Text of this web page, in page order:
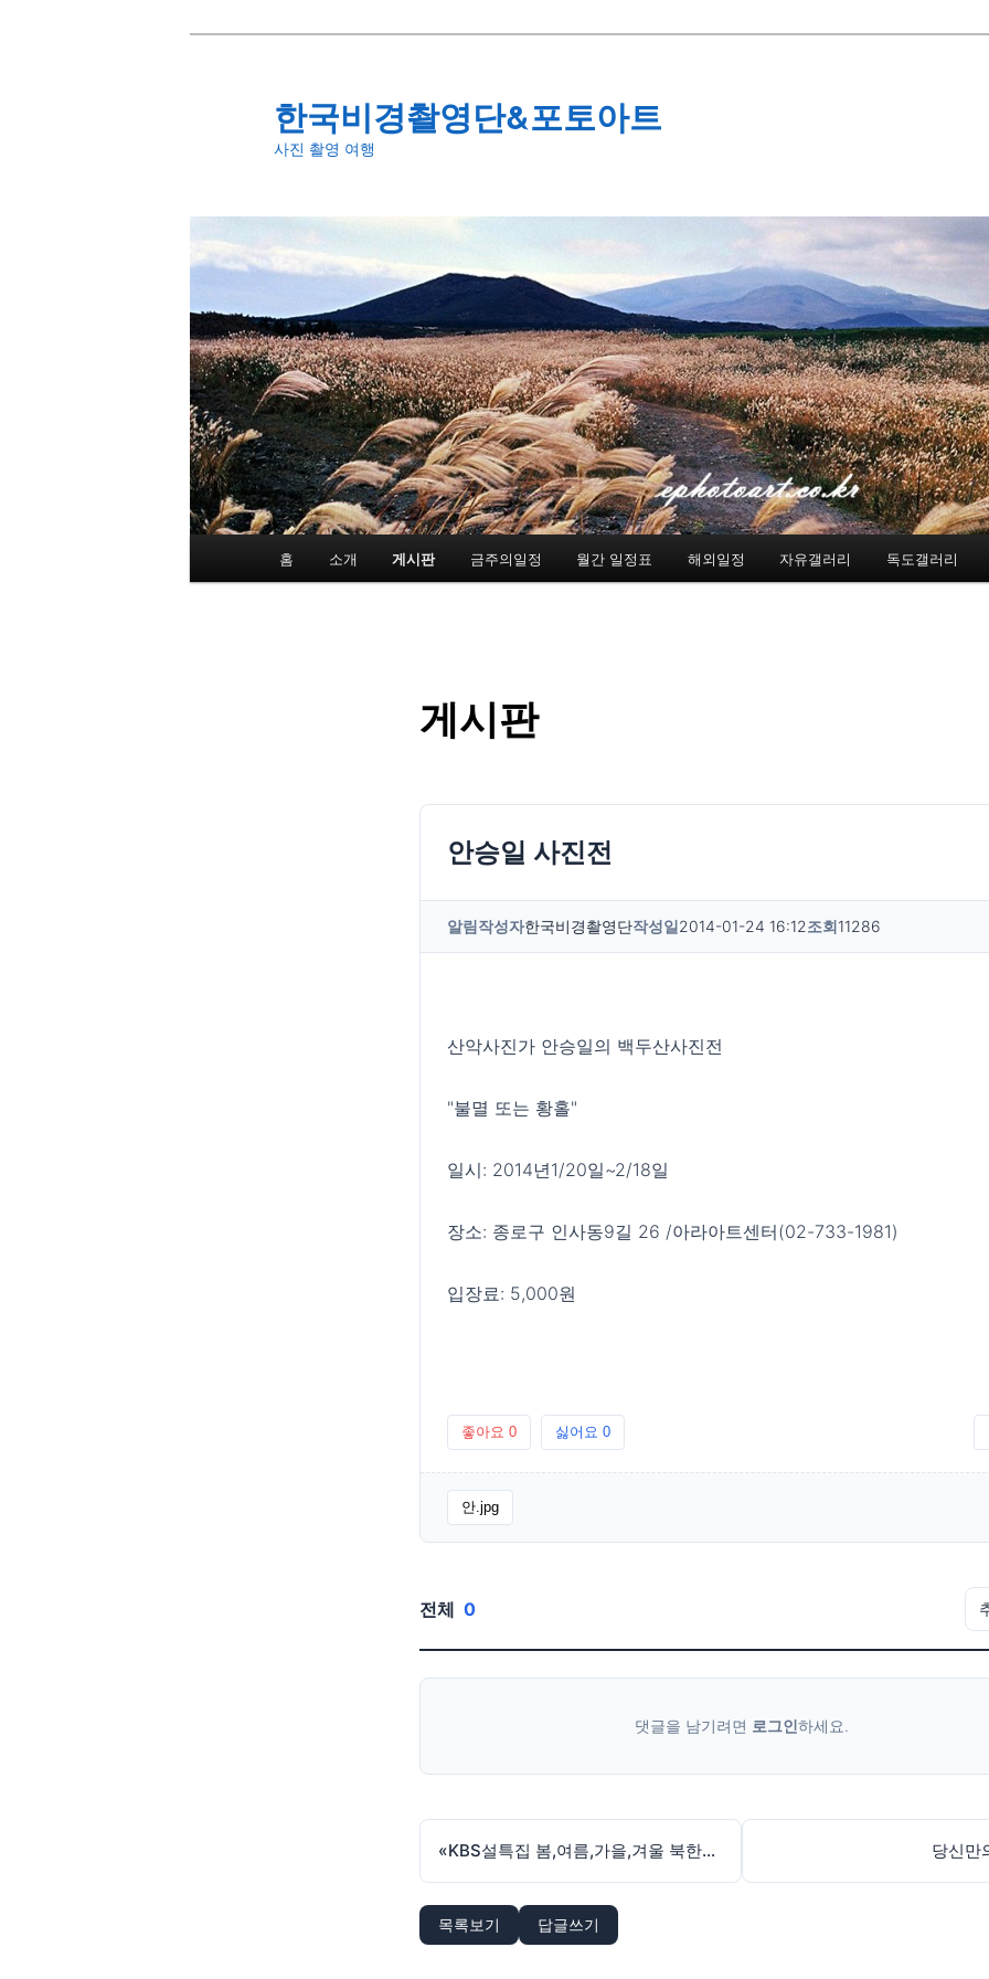
한국비경촬영단&포토아트
사진 촬영 여행
홈 소개 게시판 금주의일정 월간 일정표 해외일정 자유갤러리 독도갤러리
게시판
안승일 사진전
알림작성자한국비경촬영단작성일2014-01-24 16:12조회11286
산악사진가 안승일의 백두산사진전
"불멸 또는 황홀"
일시: 2014년1/20일~2/18일
장소: 종로구 인사동9길 26 /아라아트센터(02-733-1981)
입장료: 5,000원
좋아요 0 싫어요 0
안.jpg
전체 0
댓글을 남기려면 로그인하세요.
« KBS설특집 봄,여름,가을,겨울 북한산사계 당신만
목록보기 답글쓰기